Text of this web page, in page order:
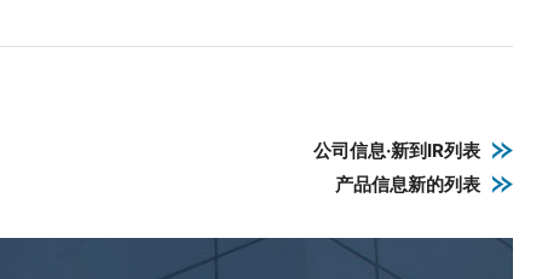
公司信息·新到IR列表
产品信息新的列表